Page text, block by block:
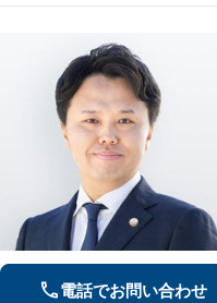
電話でお問い合わせ